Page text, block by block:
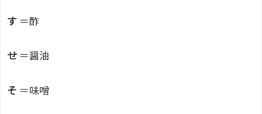
す ＝酢
せ ＝醤油
そ ＝味噌